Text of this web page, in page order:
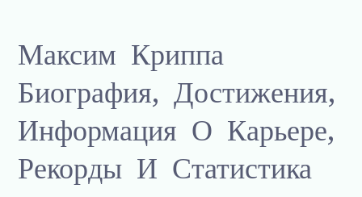
Максим Криппа
Биография, Достижения,
Информация О Карьере,
Рекорды И Статистика
Максим
Криппа
Биография,
достижения,
информация
карьере,